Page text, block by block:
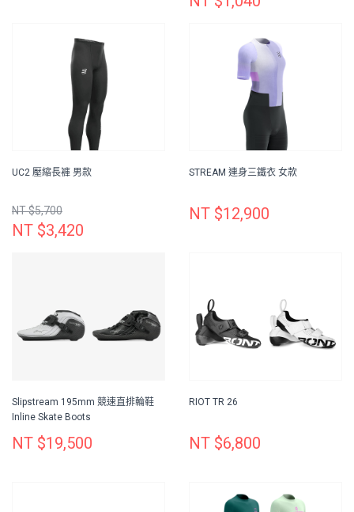
UC2 壓縮長褲 男款
NT $5,700
NT $3,420
STREAM 連身三鐵衣 女款
NT $12,900
Slipstream 195mm 競速直排輪鞋
Inline Skate Boots
NT $19,500
RIOT TR 26
NT $6,800